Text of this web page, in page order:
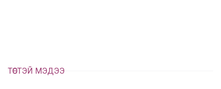
ТӨСТЭЙ МЭДЭЭ